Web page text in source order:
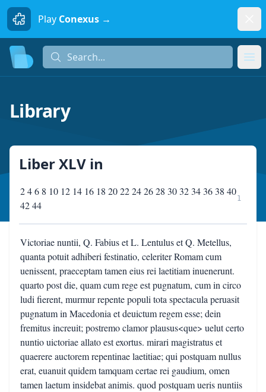
Play Conexus →
Search...
Library
Liber XLV in
2 4 6 8 10 12 14 16 18 20 22 24 26 28 30 32 34 36 38 40
42 44
1
Victoriae nuntii, Q. Fabius et L. Lentulus et Q. Metellus,
quanta potuit adhiberi festinatio, celeriter Romam cum
uenissent, praeceptam tamen eius rei laetitiam inuenerunt.
quarto post die, quam cum rege est pugnatum, cum in circo
ludi fierent, murmur repente populi tota spectacula peruasit
pugnatum in Macedonia et deuictum regem esse; dein
fremitus increuit; postremo clamor plausus<que> uelut certo
nuntio uictoriae allato est exortus. mirari magistratus et
quaerere auctorem repentinae laetitiae; qui postquam nullus
erat, euanuit quidem tamquam certae rei gaudium, omen
tamen laetum insidebat animis. quod postquam ueris nuntiis